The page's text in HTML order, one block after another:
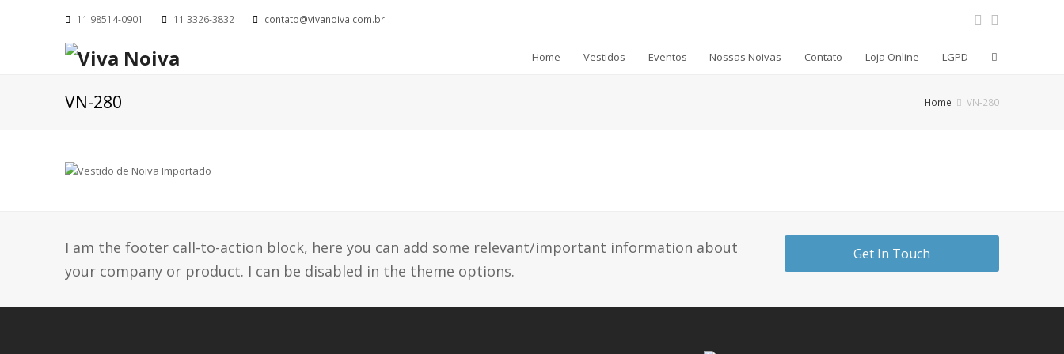
11 98514-0901 11 3326-3832 contato@vivanoiva.com.br
Home Vestidos Eventos Nossas Noivas Contato Loja Online LGPD
VN-280 Home VN-280
I am the footer call-to-action block, here you can add some relevant/important information about
your company or product. I can be disabled in the theme options.
Get In Touch